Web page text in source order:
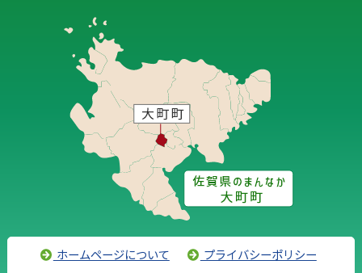
ホームページについて プライバシーポリシー